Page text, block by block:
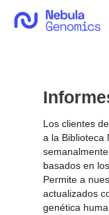
Los clientes
a la Biblioteca
basados en
Permite a
actualizados
genética